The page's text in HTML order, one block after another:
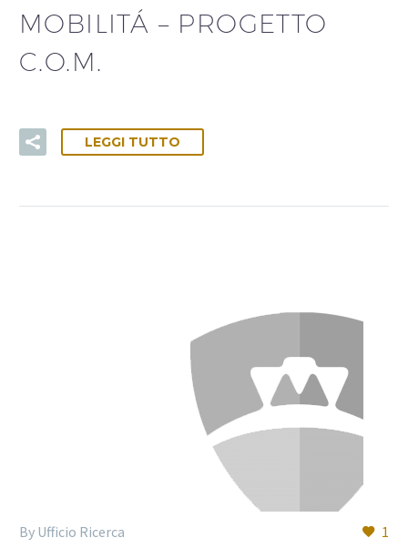
MOBILITÁ – PROGETTO
C.O.M.
LEGGI TUTTO
1
By Ufficio Ricerca